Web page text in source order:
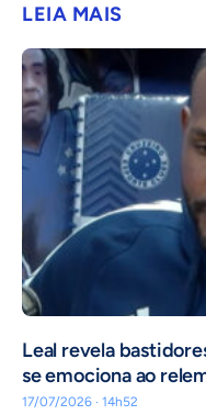
LEIA MAIS
Leal revela
se emociona ao
17/07/2026 · 14h52